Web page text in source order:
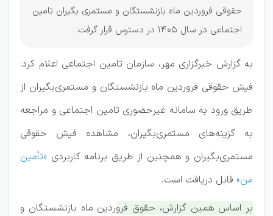
حقوقی فروردین ماه بازنشستگان و مستمری بگیران تامین
اجتماعی در سال 1405 در دسترس قرار گرفت.
به گزارش خبرگزاری مهر، سازمان تامین اجتماعی اعلام کرد:
فیش حقوقی فروردین ماه بازنشستگان و مستمری‌بگیران از
طریق ورود به سامانه غیرحضوری تامین اجتماعی و مراجعه
به گزینه‌های مستمری‌بگیران، مشاهده فیش حقوقی
مستمری‌بگیران و همچنین از طریق برنامه کاربردی «تأمین
من» قابل دریافت است.
بر اساس همین گزارش، حقوق فروردین ماه بازنشستگان و